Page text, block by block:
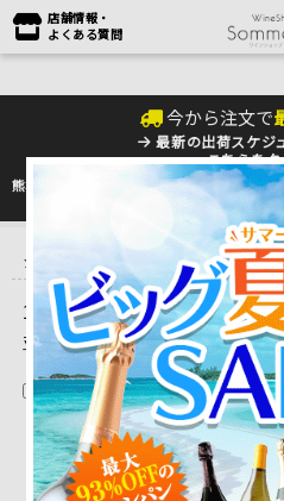
店舗情報・
よくある質問
今から注文で
最新の出荷スケジ
こちらを
熊本地震の影響により九州への配送に遅れ
のHP
をご確
産地で探す ＞ フランス ＞
シャトー・ラ・ラギューヌ
1 ～ 5 件目を表示しています
並べ替え
在庫切れを除く